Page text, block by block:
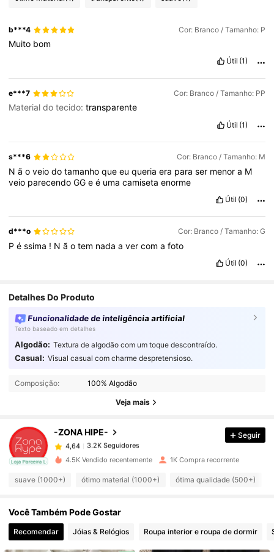
b***4 Cor: Branco / Tamanho: P
Muito bom
Útil (1)
e***7 Cor: Branco / Tamanho: PP
Material do tecido:transparente
Útil (1)
s***6 Cor: Branco / Tamanho: M
Nãoveiodotamanhoqueeuqueriaera paraser menora M
veio parecendoGGeé umacamisetaenorme
Útil (0)
d***o Cor: Branco / Tamanho: G
Péssima ! Nãotem nadaavercomafoto
Útil (0)
Detalhes Do Produto
Funcionalidade de inteligência artificial
Texto baseado em detalhes
Algodão: Textura de algodão com um toque descontraído.
Casual: Visual casual com charme despretensioso.
Composição: 100% Algodão
Veja mais
Loja Parceira Local
-ZONA HIPE-
3.2K Seguidores
4,64 3.2K Seguidores
3.2K Seguidores
Seguir
4.5K Vendido recentemente 1K Compra recorrente
suave (1000+) ótimo material (1000+) ótima qualidade (500+)
Você Também Pode Gostar
Recomendar Jóias & Relógios Roupa interior e roupa de dormir